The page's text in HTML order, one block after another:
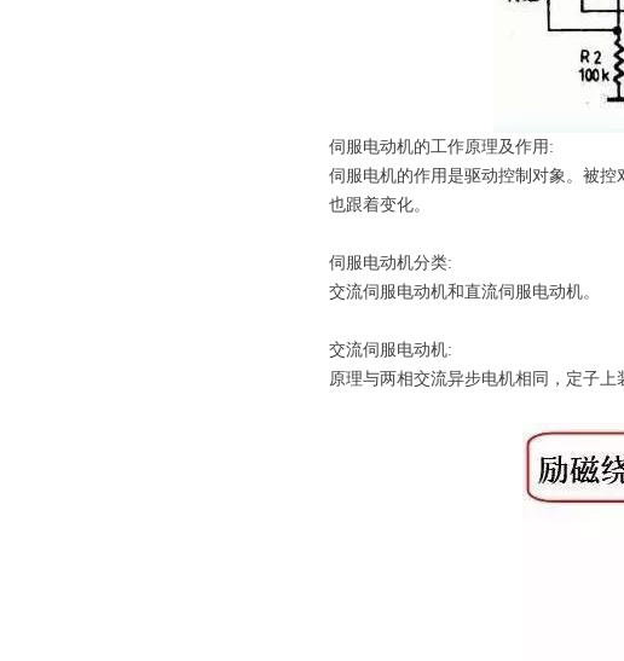
伺服电动机的工作原理及作用:
伺服电机的作用是驱动控制对象。被
也跟着变化。
伺服电动机分类:
交流伺服电动机和直流伺服电动机。
交流伺服电动机:
原理与两相交流异步电机相同，定子